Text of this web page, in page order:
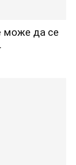
може да се